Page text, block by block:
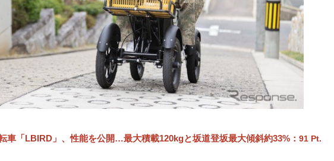
車「LBIRD」、性能を公開…最大積載120kgと坂道登坂最大傾斜約33%： 91 Pt.